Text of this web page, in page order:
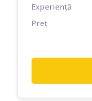
Experiență
Preț